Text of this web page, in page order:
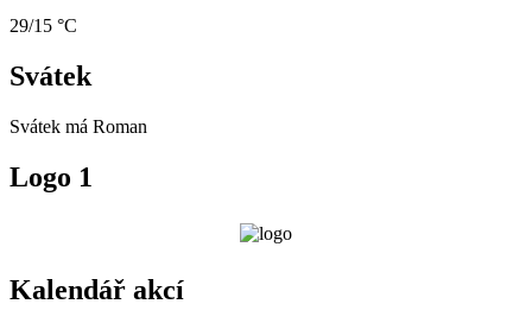
29/15 °C
Svátek
Svátek má Roman
Logo 1
Kalendář akcí